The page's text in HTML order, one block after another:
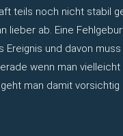
teils noch nicht stabil
lieber ab. Eine
Ereignis und davon
wenn man
man damit vorsichtig